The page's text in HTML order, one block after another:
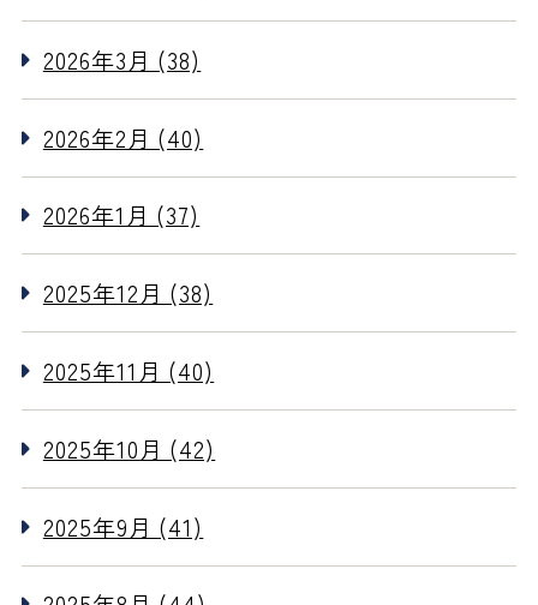
2026年3月 (38)
2026年2月 (40)
2026年1月 (37)
2025年12月 (38)
2025年11月 (40)
2025年10月 (42)
2025年9月 (41)